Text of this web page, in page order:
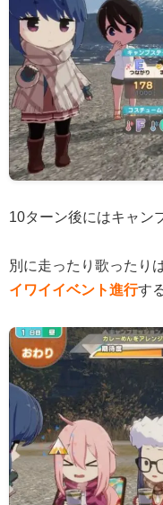
10ターン後にはキャン
別に走ったり歌ったり
イワイイベント進行す